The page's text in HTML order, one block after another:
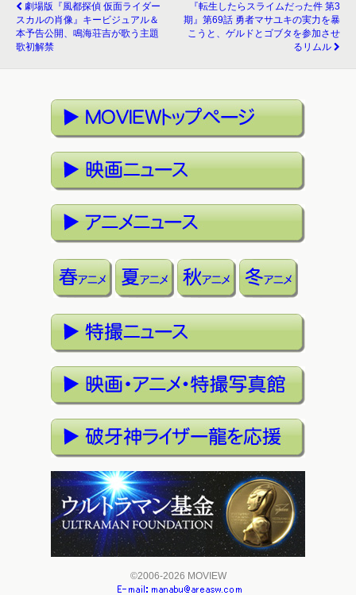
劇場版『風都探偵 仮面ライダー
スカルの肖像』キービジュアル＆
本予告公開、鳴海荘吉が歌う主題
歌初解禁
『転生したらスライムだった件 第3
期』第69話 勇者マサユキの実力を暴
こうと、ゲルドとゴブタを参加させ
るリムル
©2006-2026 MOVIEW